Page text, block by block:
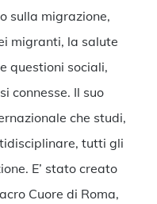
sulla migrazione,
migranti, la salute
questioni sociali,
connesse. Il suo
che studi,
tutti gli
E’ stato creato
Cuore di Roma,